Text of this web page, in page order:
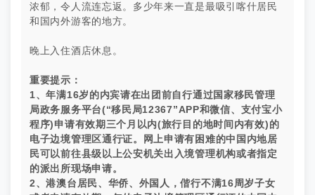
浓郁，令人流连忘返。多少年来一直是最吸引喀什居民
和国内外游客的地方。
晚上入住酒店休息。
重要提示：
1、年满16岁的内宾请在出团前自行通过国家移民管理
局政务服务平台(“移民局12367”APP和微信、支付宝小
程序)申请有效期三个月以内(旅行目的地时间内有效)的
电子边境管理区通行证。网上申请有困难的中国内地居
民可以前往县级以上公安机关出入境管理机构或者指定
的派出所现场申请。
2、港澳台居民、华侨、外国人，偕行不满16周岁子女